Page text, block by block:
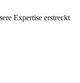
Expertise erstreckt